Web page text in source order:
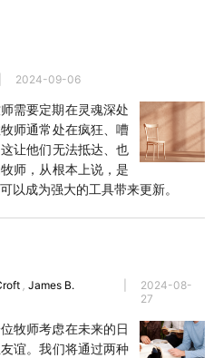
2024-09-06
需要定期在灵魂深处
师通常处在疯狂、嘈
让他们无法抵达、也
师，从根本上说，是
成为强大的工具带来更新。
, James B.
2024-08-
27
牧师考虑在未来的日
谊。我们将通过两种